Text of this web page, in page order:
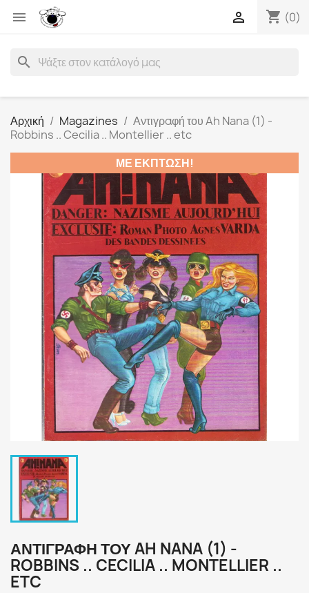
 shopping_cart (0)

search
Αρχική Magazines
Αντιγραφή του Ah Nana (1) -
Robbins .. Cecilia .. Montellier .. etc
ΜΕ ΈΚΠΤΩΣΗ!
ΑΝΤΙΓΡΑΦΉ ΤΟΥ AH NANA (1) -
ROBBINS .. CECILIA .. MONTELLIER ..
ETC